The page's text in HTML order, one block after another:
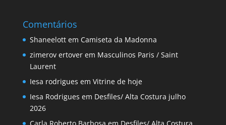
Comentários
Shaneelottem Camiseta da Madonna
zimerov ertoverem Masculinos Paris / Saint
Laurent
Iesa rodrigues em Vitrine de hoje
Iesa Rodrigues em Desfiles/ Alta Costura julho
2026
Carla Roberto Barbosa em Desfiles/ Alta Costura